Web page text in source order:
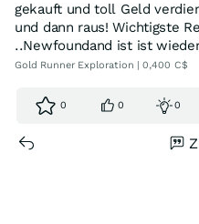
gekauft und toll Geld
und dann raus! Wichtigste
..Newfoundand ist ist
Gold Runner Exploration | 0,400 C$
0 0 0